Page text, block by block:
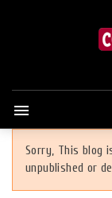

Sorry, This blog
unpublished or